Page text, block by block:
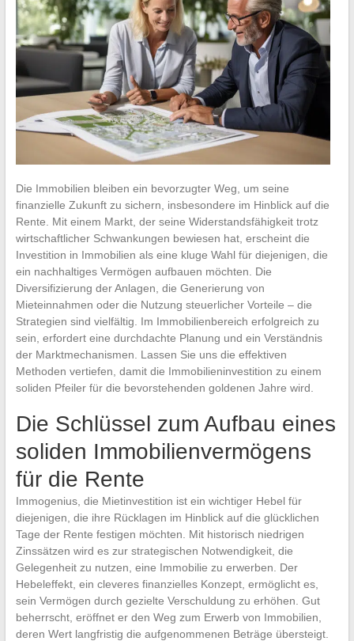
Die Immobilien bleiben ein bevorzugter Weg, um seine
finanzielle Zukunft zu sichern, insbesondere im Hinblick auf die
Rente. Mit einem Markt, der seine Widerstandsfähigkeit trotz
wirtschaftlicher Schwankungen bewiesen hat, erscheint die
Investition in Immobilien als eine kluge Wahl für diejenigen, die
ein nachhaltiges Vermögen aufbauen möchten. Die
Diversifizierung der Anlagen, die Generierung von
Mieteinnahmen oder die Nutzung steuerlicher Vorteile – die
Strategien sind vielfältig. Im Immobilienbereich erfolgreich zu
sein, erfordert eine durchdachte Planung und ein Verständnis
der Marktmechanismen. Lassen Sie uns die effektiven
Methoden vertiefen, damit die Immobilieninvestition zu einem
soliden Pfeiler für die bevorstehenden goldenen Jahre wird.
Die Schlüssel zum Aufbau eines
soliden Immobilienvermögens
für die Rente
Immogenius, die Mietinvestition ist ein wichtiger Hebel für
diejenigen, die ihre Rücklagen im Hinblick auf die glücklichen
Tage der Rente festigen möchten. Mit historisch niedrigen
Zinssätzen wird es zur strategischen Notwendigkeit, die
Gelegenheit zu nutzen, eine Immobilie zu erwerben. Der
Hebeleffekt, ein cleveres finanzielles Konzept, ermöglicht es,
sein Vermögen durch gezielte Verschuldung zu erhöhen. Gut
beherrscht, eröffnet er den Weg zum Erwerb von Immobilien,
deren Wert langfristig die aufgenommenen Beträge übersteigt.